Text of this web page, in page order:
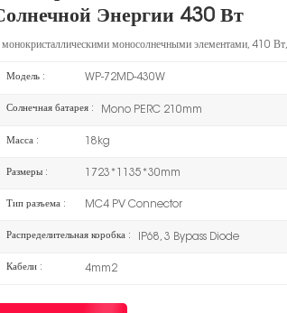
Энергии 430 Вт
моносолнечными элементами, 410
Модель : WP-72MD-430W
Солнечная батарея : Mono PERC 210mm
Масса : 18kg
Размеры : 1723*1135*30mm
Тип разъема : MC4 PV Connector
Распределительная коробка : IP68, 3 Bypass Diode
Кабели : 4mm2